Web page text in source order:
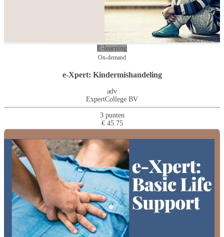
E-learning
On-demand
e-Xpert: Kindermishandeling
adv
ExpertCollege BV
3 punten
€ 45.75